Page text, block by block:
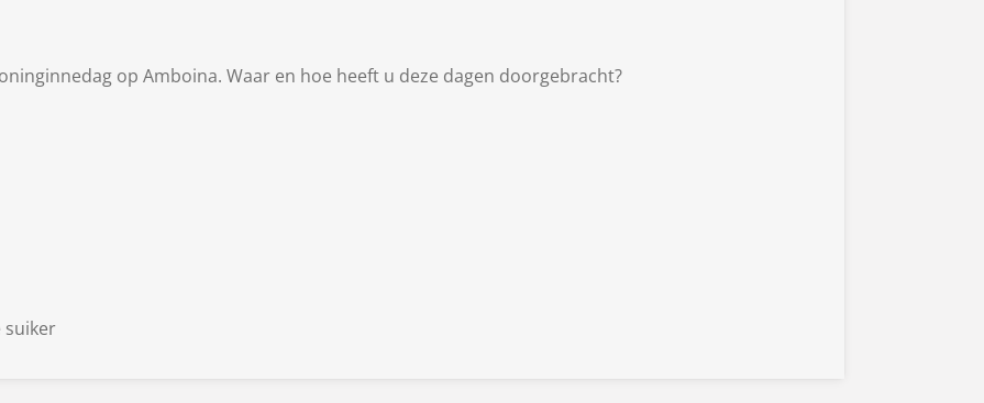
op Amboina. Waar en hoe heeft u deze dagen doorgebracht?
suiker